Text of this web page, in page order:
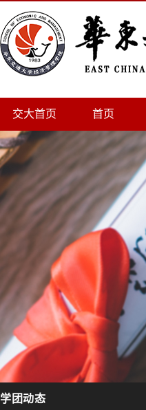
交大首页 首页
学团动态